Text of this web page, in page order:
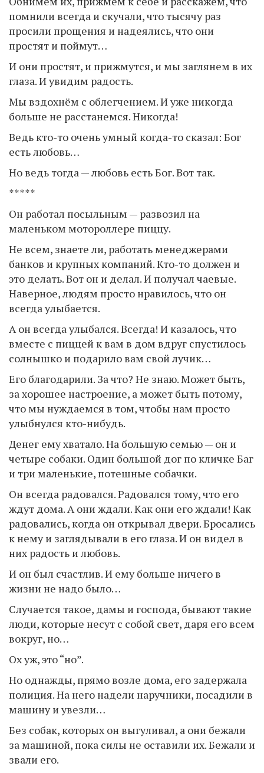
помнили всегда и скучали, что тысячу раз
просили прощения и надеялись, что они
простят и поймут…
И они простят, и прижмутся, и мы заглянем в их
глаза. И увидим радость.
Мы вздохнём с облегчением. И уже никогда
больше не расстанемся. Никогда!
Ведь кто-то очень умный когда-то сказал: Бог
есть любовь…
Но ведь тогда — любовь есть Бог. Вот так.
*****
Он работал посыльным — развозил на
маленьком мотороллере пиццу.
Не всем, знаете ли, работать менеджерами
банков и крупных компаний. Кто-то должен и
это делать. Вот он и делал. И получал чаевые.
Наверное, людям просто нравилось, что он
всегда улыбается.
А он всегда улыбался. Всегда! И казалось, что
вместе с пиццей к вам в дом вдруг спустилось
солнышко и подарило вам свой лучик…
Его благодарили. За что? Не знаю. Может быть,
за хорошее настроение, а может быть потому,
что мы нуждаемся в том, чтобы нам просто
улыбнулся кто-нибудь.
Денег ему хватало. На большую семью — он и
четыре собаки. Один большой дог по кличке Баг
и три маленькие, потешные собачки.
Он всегда радовался. Радовался тому, что его
ждут дома. А они ждали. Как они его ждали! Как
радовались, когда он открывал двери. Бросались
к нему и заглядывали в его глаза. И он видел в
них радость и любовь.
И он был счастлив. И ему больше ничего в
жизни не надо было…
Случается такое, дамы и господа, бывают такие
люди, которые несут с собой свет, даря его всем
вокруг, но…
Ох уж, это “но”.
Но однажды, прямо возле дома, его задержала
полиция. На него надели наручники, посадили в
машину и увезли…
Без собак, которых он выгуливал, а они бежали
за машиной, пока силы не оставили их. Бежали и
звали его.